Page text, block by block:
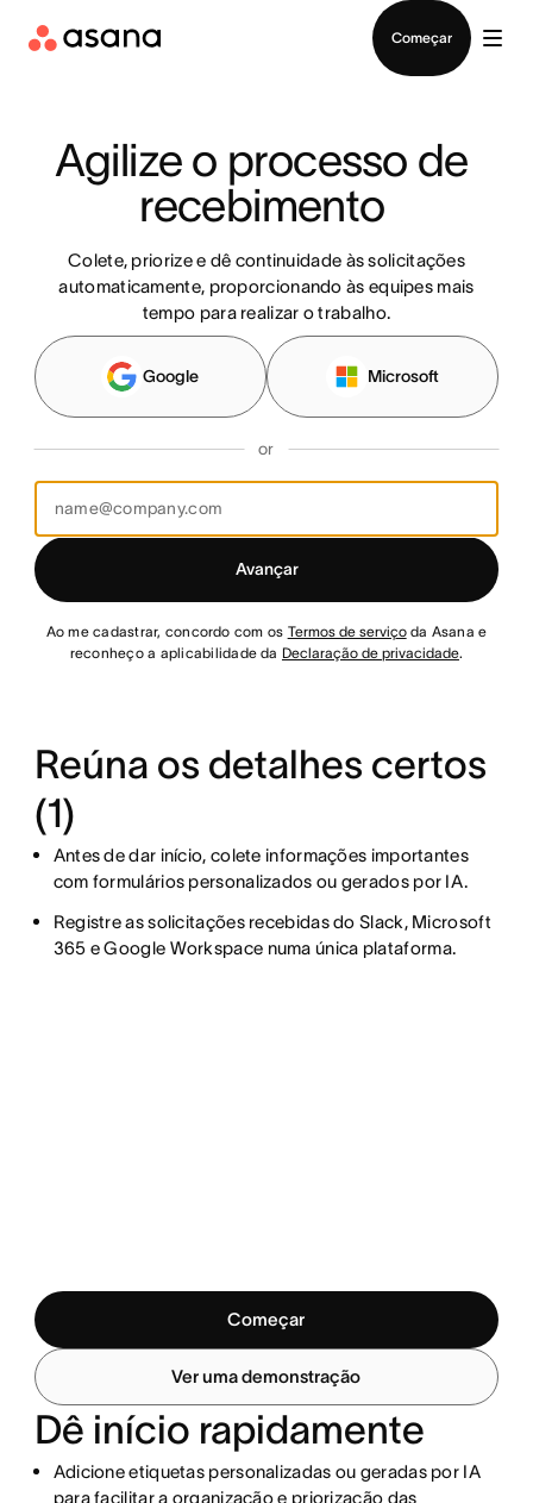
Começar
Agilize o processo de
recebimento
Colete, priorize e dê continuidade às solicitações
automaticamente, proporcionando às equipes mais
tempo para realizar o trabalho.
Google Microsoft
or
Avançar
Ao me cadastrar, concordo com os Termos de serviçoda Asana e
reconheço a aplicabilidade da Declaração de privacidade.
Reúna os detalhes certos
(1)
Antes de dar início, colete informações importantes
com formulários personalizados ou gerados por IA.
Registre as solicitações recebidas do Slack, Microsoft
365 e Google Workspace numa única plataforma.
Começar
Ver uma demonstração
Dê início rapidamente
Adicione etiquetas personalizadas ou geradas por IA
para facilitar a organização e priorização das